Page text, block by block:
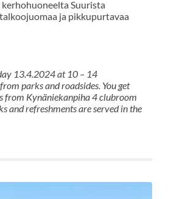
Suurista
ja pikkupurtavaa
13.4.2024 at 10 – 14
parks and roadsides. You get
from Kynäniekanpiha 4 clubroom
and refreshments are served in the